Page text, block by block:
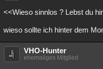
<<Wieso sinnlos ? Lebst du
wieso sollte ich hinter dem
VHO-Hunter
ehemaliges Mitglied